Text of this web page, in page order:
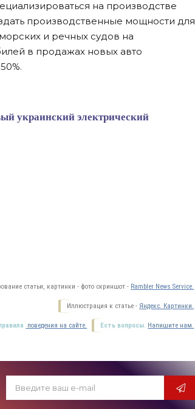
на производстве
производственные мощности для
и речных судов на
в продажах новых авто
украинский электрический
статьи, картинки - фото скриншот - Rambler News Service.
Иллюстрация к статье - Яндекс. Картинки.
Есть вопросы. Напишите нам.
поведения на сайте.